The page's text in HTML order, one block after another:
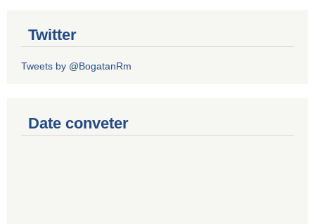
Twitter
Tweets by @BogatanRm
Date conveter